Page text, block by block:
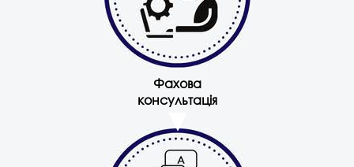
Фахова
консультація